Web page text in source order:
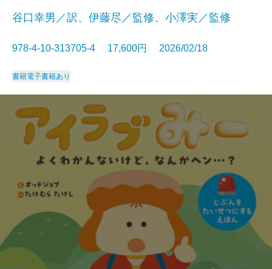
谷口幸男／訳、伊藤尽／監修、小澤実／監修
978-4-10-313705-4 17,600円 2026/02/18
書籍電子書籍あり